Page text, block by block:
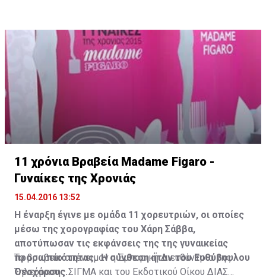
11 χρόνια Βραβεία Madame Figaro -
Γυναίκες της Χρονιάς
15.04.2016 13:52
Η έναρξη έγινε με ομάδα 11 χορευτριών, οι οποίες
μέσω της χορογραφίας του Χάρη Σάββα,
αποτύπωσαν τις εκφάνσεις της της γυναικείας
προσωπικότητας. Η σύνθεση ήταν του Ευθύβουλου
Θεοχάρους.
Το βραβείο απένειμαν η Εμπορική Διευθύντρια της
Τηλεόρασης ΣΙΓΜΑ και του Εκδοτικού Οίκου ΔΙΑΣ